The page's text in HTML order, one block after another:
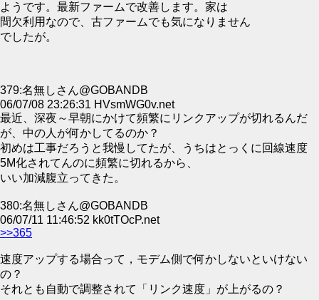
ようです。最新ファームで改善します。家は
間欠利用なので、古ファームでも気になりません
でしたが。
379:名無しさん@GOBANDB
06/07/08 23:26:31 HVsmWG0v.net
最近、深夜～早朝にかけて頻繁にリンクアップが切れるんだ
が、中の人が何かしてるのか？
初めは工事だろうと我慢してたが、うちはとっくに回線速度
5M化されてんのに頻繁に切れるから、
いい加減腹立ってきた。
380:名無しさん@GOBANDB
06/07/11 11:46:52 kk0tTOcP.net
>>365
速度アップする場合って，モデム側で何かしないといけない
の？
それとも自動で調整されて「リンク速度」が上がるの？